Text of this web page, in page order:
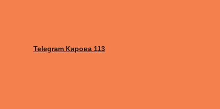
Telegram Кирова 113